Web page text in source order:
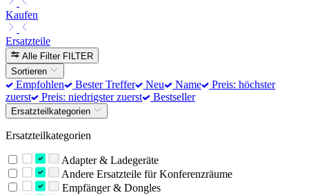
Kaufen
Ersatzteile
Alle Filter FILTER
Sortieren
Empfohlen Bester Treffer Neu Name
Preis: höchster
zuerst
Preis: niedrigster zuerst Bestseller
Ersatzteilkategorien
Ersatzteilkategorien
Adapter & Ladegeräte
Andere Ersatzteile für Konferenzräume
Empfänger & Dongles